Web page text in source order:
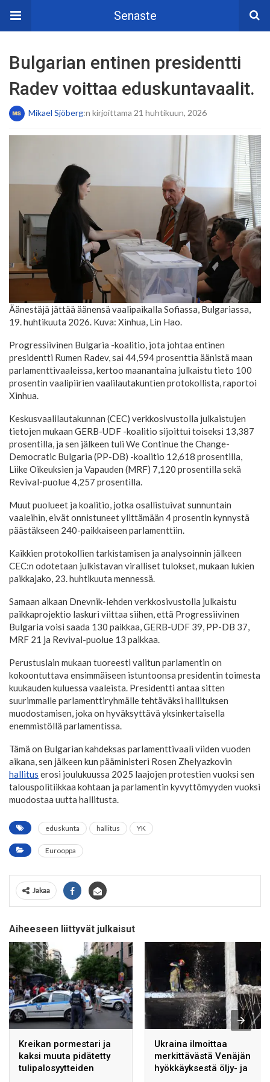
Senaste
Bulgarian entinen presidentti
Radev voittaa eduskuntavaalit.
Mikael Sjöberg:n kirjoittama 21 huhtikuun, 2026
Äänestäjä jättää äänensä vaalipaikalla Sofiassa, Bulgariassa,
19. huhtikuuta 2026. Kuva: Xinhua, Lin Hao.
Progressiivinen Bulgaria -koalitio, jota johtaa entinen
presidentti Rumen Radev, sai 44,594 prosenttia äänistä maan
parlamenttivaaleissa, kertoo maanantaina julkaistu tieto 100
prosentin vaalipiirien vaalilautakuntien protokollista, raportoi
Xinhua.
Keskusvaalilautakunnan (CEC) verkkosivustolla julkaistujen
tietojen mukaan GERB-UDF -koalitio sijoittui toiseksi 13,387
prosentilla, ja sen jälkeen tuli We Continue the Change-
Democratic Bulgaria (PP-DB) -koalitio 12,618 prosentilla,
Liike Oikeuksien ja Vapauden (MRF) 7,120 prosentilla sekä
Revival-puolue 4,257 prosentilla.
Muut puolueet ja koalitio, jotka osallistuivat sunnuntain
vaaleihin, eivät onnistuneet ylittämään 4 prosentin kynnystä
päästäkseen 240-paikkaiseen parlamenttiin.
Kaikkien protokollien tarkistamisen ja analysoinnin jälkeen
CEC:n odotetaan julkistavan viralliset tulokset, mukaan lukien
paikkajako, 23. huhtikuuta mennessä.
Samaan aikaan Dnevnik-lehden verkkosivustolla julkaistu
paikkaprojektio laskuri viittaa siihen, että Progressiivinen
Bulgaria voisi saada 130 paikkaa, GERB-UDF 39, PP-DB 37,
MRF 21 ja Revival-puolue 13 paikkaa.
Perustuslain mukaan tuoreesti valitun parlamentin on
kokoontuttava ensimmäiseen istuntoonsa presidentin toimesta
kuukauden kuluessa vaaleista. Presidentti antaa sitten
suurimmalle parlamenttiryhmälle tehtäväksi hallituksen
muodostamisen, joka on hyväksyttävä yksinkertaisella
enemmistöllä parlamentissa.
Tämä on Bulgarian kahdeksas parlamenttivaali viiden vuoden
aikana, sen jälkeen kun pääministeri Rosen Zhelyazkovin
hallitus erosi joulukuussa 2025 laajojen protestien vuoksi sen
talouspolitiikkaa kohtaan ja parlamentin kyvyttömyyden vuoksi
muodostaa uutta hallitusta.
eduskunta hallitus YK
Eurooppa
Jakaa
Aiheeseen liittyvät julkaisut
Kreikan pormestari ja
kaksi muuta pidätetty
tulipalosyytteiden
Ukraina ilmoittaa
merkittävästä Venäjän
hyökkäyksestä öljy- ja